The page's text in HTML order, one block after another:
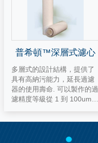
普希頓™深層式濾心
多層式的設計結構，提供了
具有高納污能力，延長過濾
器的使用壽命. 可以製作的過
濾精度等級從 1 到 100um. 1
添加黏著劑,不會釋出雜質.